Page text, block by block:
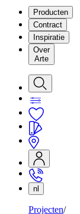
Producten
Contract
Inspiratie
Over
Arte
nl
Projecten